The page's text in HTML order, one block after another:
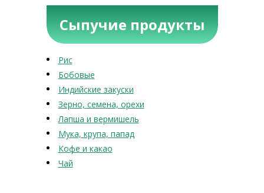
Сыпучие продукты
Рис
Бобовые
Индийские закуски
Зерно, семена, орехи
Лапша и вермишель
Мука, крупа, папад
Кофе и какао
Чай